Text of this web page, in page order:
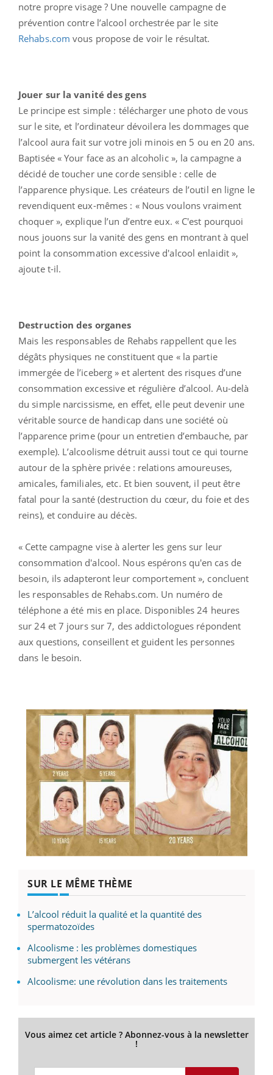
notre propre visage ? Une nouvelle campagne de
prévention contre l’alcool orchestrée par le site
Rehabs.com vous propose de voir le résultat.
Jouer sur la vanité des gens
Le principe est simple : télécharger une photo de vous
sur le site, et l’ordinateur dévoilera les dommages que
l’alcool aura fait sur votre joli minois en 5 ou en 20 ans.
Baptisée « Your face as an alcoholic », la campagne a
décidé de toucher une corde sensible : celle de
l’apparence physique. Les créateurs de l’outil en ligne le
revendiquent eux-mêmes : « Nous voulons vraiment
choquer », explique l’un d’entre eux. « C'est pourquoi
nous jouons sur la vanité des gens en montrant à quel
point la consommation excessive d'alcool enlaidit »,
ajoute t-il.
Destruction des organes
Mais les responsables de Rehabs rappellent que les
dégâts physiques ne constituent que « la partie
immergée de l’iceberg » et alertent des risques d’une
consommation excessive et régulière d’alcool. Au-delà
du simple narcissisme, en effet, elle peut devenir une
véritable source de handicap dans une société où
l’apparence prime (pour un entretien d’embauche, par
exemple). L’alcoolisme détruit aussi tout ce qui tourne
autour de la sphère privée : relations amoureuses,
amicales, familiales, etc. Et bien souvent, il peut être
fatal pour la santé (destruction du cœur, du foie et des
reins), et conduire au décès.
« Cette campagne vise à alerter les gens sur leur
consommation d'alcool. Nous espérons qu'en cas de
besoin, ils adapteront leur comportement », concluent
les responsables de Rehabs.com. Un numéro de
téléphone a été mis en place. Disponibles 24 heures
sur 24 et 7 jours sur 7, des addictologues répondent
aux questions, conseillent et guident les personnes
dans le besoin.
SUR LE MÊME THÈME
L’alcool réduit la qualité et la quantité des
spermatozoïdes
Alcoolisme : les problèmes domestiques
submergent les vétérans
Alcoolisme: une révolution dans les traitements
Vous aimez cet article ? Abonnez-vous à la newsletter
!